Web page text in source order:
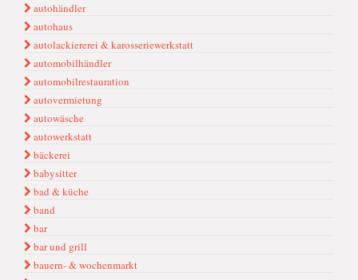
autohändler
autohaus
autolackiererei & karosseriewerkstatt
automobilhändler
automobilrestauration
autovermietung
autowäsche
autowerkstatt
bäckerei
babysitter
bad & küche
band
bar
bar und grill
bauern- & wochenmarkt